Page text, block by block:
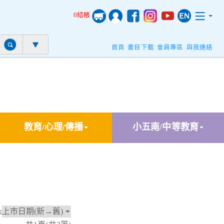
0結帳
首頁 書目下載 會員專區 與我連絡
教育/心理/傳播 小五南/中等教育